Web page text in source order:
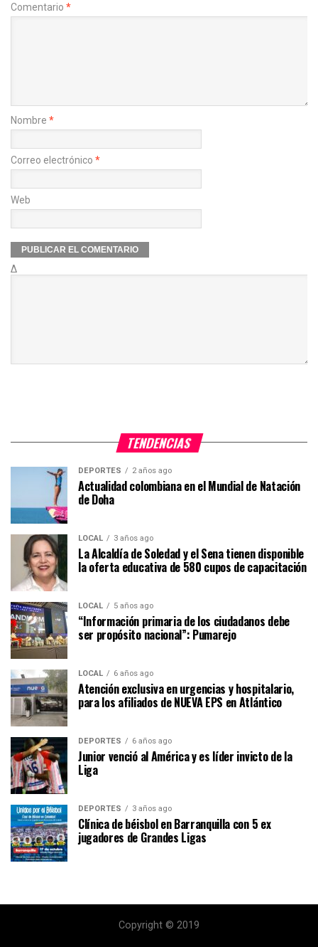
Comentario *
Nombre *
Correo electrónico *
Web
Δ
TENDENCIAS
DEPORTES 2 años ago
Actualidad colombiana en el Mundial de Natación
de Doha
LOCAL 3 años ago
La Alcaldía de Soledad y el Sena tienen disponible
la oferta educativa de 580 cupos de capacitación
LOCAL 5 años ago
“Información primaria de los ciudadanos debe
ser propósito nacional”: Pumarejo
LOCAL 6 años ago
Atención exclusiva en urgencias y hospitalario,
para los afiliados de NUEVA EPS en Atlántico
DEPORTES 6 años ago
Junior venció al América y es líder invicto de la
Liga
DEPORTES 3 años ago
Clínica de béisbol en Barranquilla con 5 ex
jugadores de Grandes Ligas
Copyright © 2019